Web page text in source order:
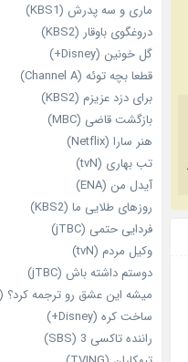
ماری و سه پدرش (KBS1)
دروغگوی باوقار (KBS2)
گل خونین (Disney+)
قطعا بچه توئه (Channel A)
برای دزد عزیزم (KBS2)
بازگشت قاضی (MBC)
هنر سارا (Netflix)
تب بهاری (tvN)
آیدل من (ENA)
روزهای طلایی ما (KBS2)
فردایی حتمی (jTBC)
وکیل مردم (tvN)
دوستم داشته باش (jTBC)
میشه این عشق رو ترجمه کرد؟ (Netflix)
ساخت کره (Disney+)
راننده تاکسی 3 (SBS)